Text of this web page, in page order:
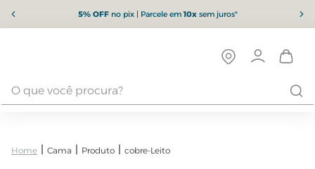
5% OFFno pix | Parcele em10xsem juros*
Cama Produto cobre-Leito